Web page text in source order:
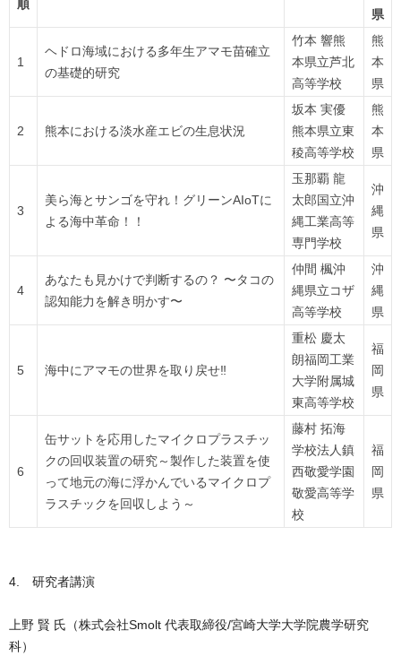
順
県
1
ヘドロ海域における多年生アマモ苗確立
の基礎的研究
竹本 響熊
本県立芦北
高等学校
熊
本
県
2 熊本における淡水産エビの生息状況
坂本 実優
熊本県立東
稜高等学校
熊
本
県
3
美ら海とサンゴを守れ！グリーンAIoTに
よる海中革命！！
玉那覇 龍
太郎国立沖
縄工業高等
専門学校
沖
縄
県
4
あなたも見かけで判断するの？ 〜タコの
認知能力を解き明かす〜
仲間 楓沖
縄県立コザ
高等学校
沖
縄
県
5 海中にアマモの世界を取り戻せ‼︎
重松 慶太
朗福岡工業
大学附属城
東高等学校
福
岡
県
6
缶サットを応用したマイクロプラスチッ
クの回収装置の研究～製作した装置を使
って地元の海に浮かんでいるマイクロプ
ラスチックを回収しよう～
藤村 拓海
学校法人鎮
西敬愛学園
敬愛高等学
校
福
岡
県
4. 研究者講演
上野 賢 氏（株式会社Smolt 代表取締役/宮崎大学大学院農学研究
科）